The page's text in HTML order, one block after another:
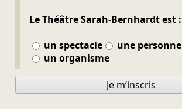
Le Théâtre Sarah-Bernhardt est :
un spectacle
une personne
un organisme
Je m’inscris